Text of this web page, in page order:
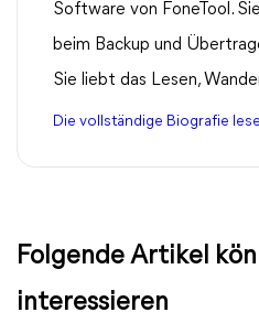
Software von FoneTool.
beim Backup und
Sie liebt das Lesen,
Die vollständige Biografie
Folgende Artikel
interessieren